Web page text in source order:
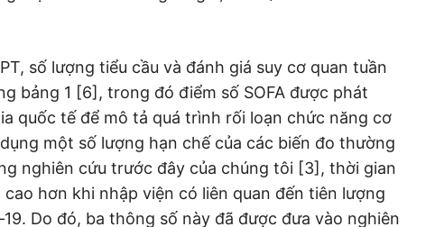
số lượng tiểu cầu và đánh giá suy cơ quan tuần
bảng 1 [6], trong đó điểm số SOFA được phát
quốc tế để mô tả quá trình rối loạn chức năng cơ
một số lượng hạn chế của các biến đo thường
nghiên cứu trước đây của chúng tôi [3], thời gian
hơn khi nhập viện có liên quan đến tiên lượng
Do đó, ba thông số này đã được đưa vào nghiên